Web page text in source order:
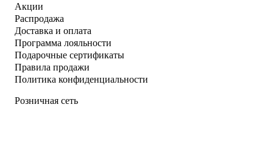
Акции
Распродажа
Доставка и оплата
Программа лояльности
Подарочные сертификаты
Правила продажи
Политика конфиденциальности
Розничная сеть